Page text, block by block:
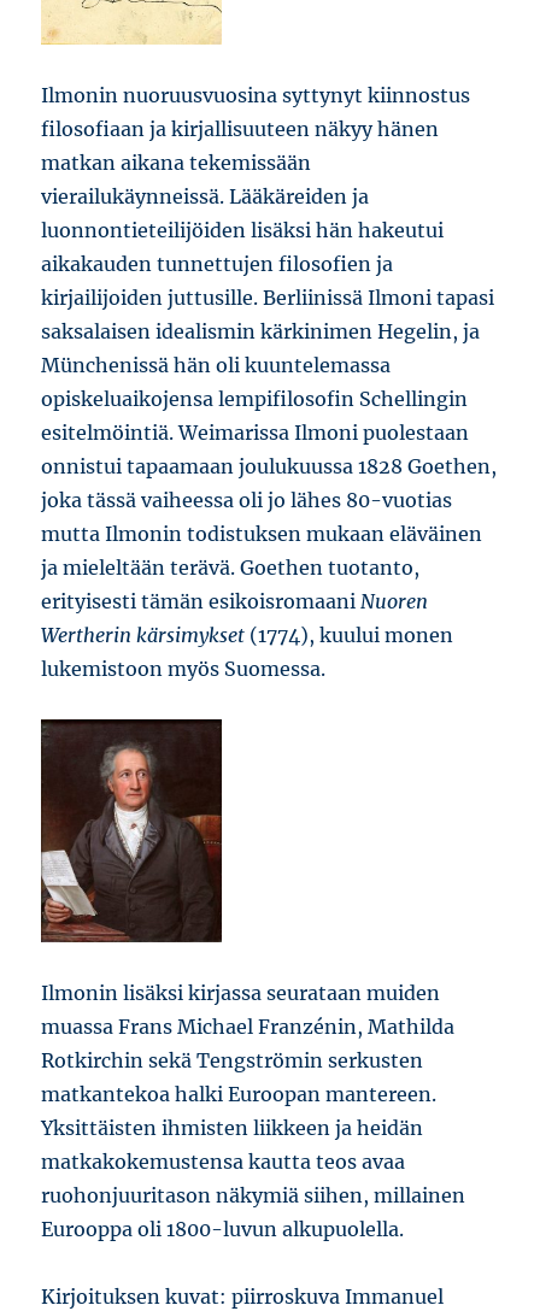
Ilmonin nuoruusvuosina syttynyt kiinnostus
filosofiaan ja kirjallisuuteen näkyy hänen
matkan aikana tekemissään
vierailukäynneissä. Lääkäreiden ja
luonnontieteilijöiden lisäksi hän hakeutui
aikakauden tunnettujen filosofien ja
kirjailijoiden juttusille. Berliinissä Ilmoni tapasi
saksalaisen idealismin kärkinimen Hegelin, ja
Münchenissä hän oli kuuntelemassa
opiskeluaikojensa lempifilosofin Schellingin
esitelmöintiä. Weimarissa Ilmoni puolestaan
onnistui tapaamaan joulukuussa 1828 Goethen,
joka tässä vaiheessa oli jo lähes 80-vuotias
mutta Ilmonin todistuksen mukaan eläväinen
ja mieleltään terävä. Goethen tuotanto,
erityisesti tämän esikoisromaaniNuoren
Wertherin kärsimykset (1774), kuului monen
lukemistoon myös Suomessa.
Ilmonin lisäksi kirjassa seurataan muiden
muassa Frans Michael Franzénin, Mathilda
Rotkirchin sekä Tengströmin serkusten
matkantekoa halki Euroopan mantereen.
Yksittäisten ihmisten liikkeen ja heidän
matkakokemustensa kautta teos avaa
ruohonjuuritason näkymiä siihen, millainen
Eurooppa oli 1800-luvun alkupuolella.
Kirjoituksen kuvat: piirroskuva Immanuel